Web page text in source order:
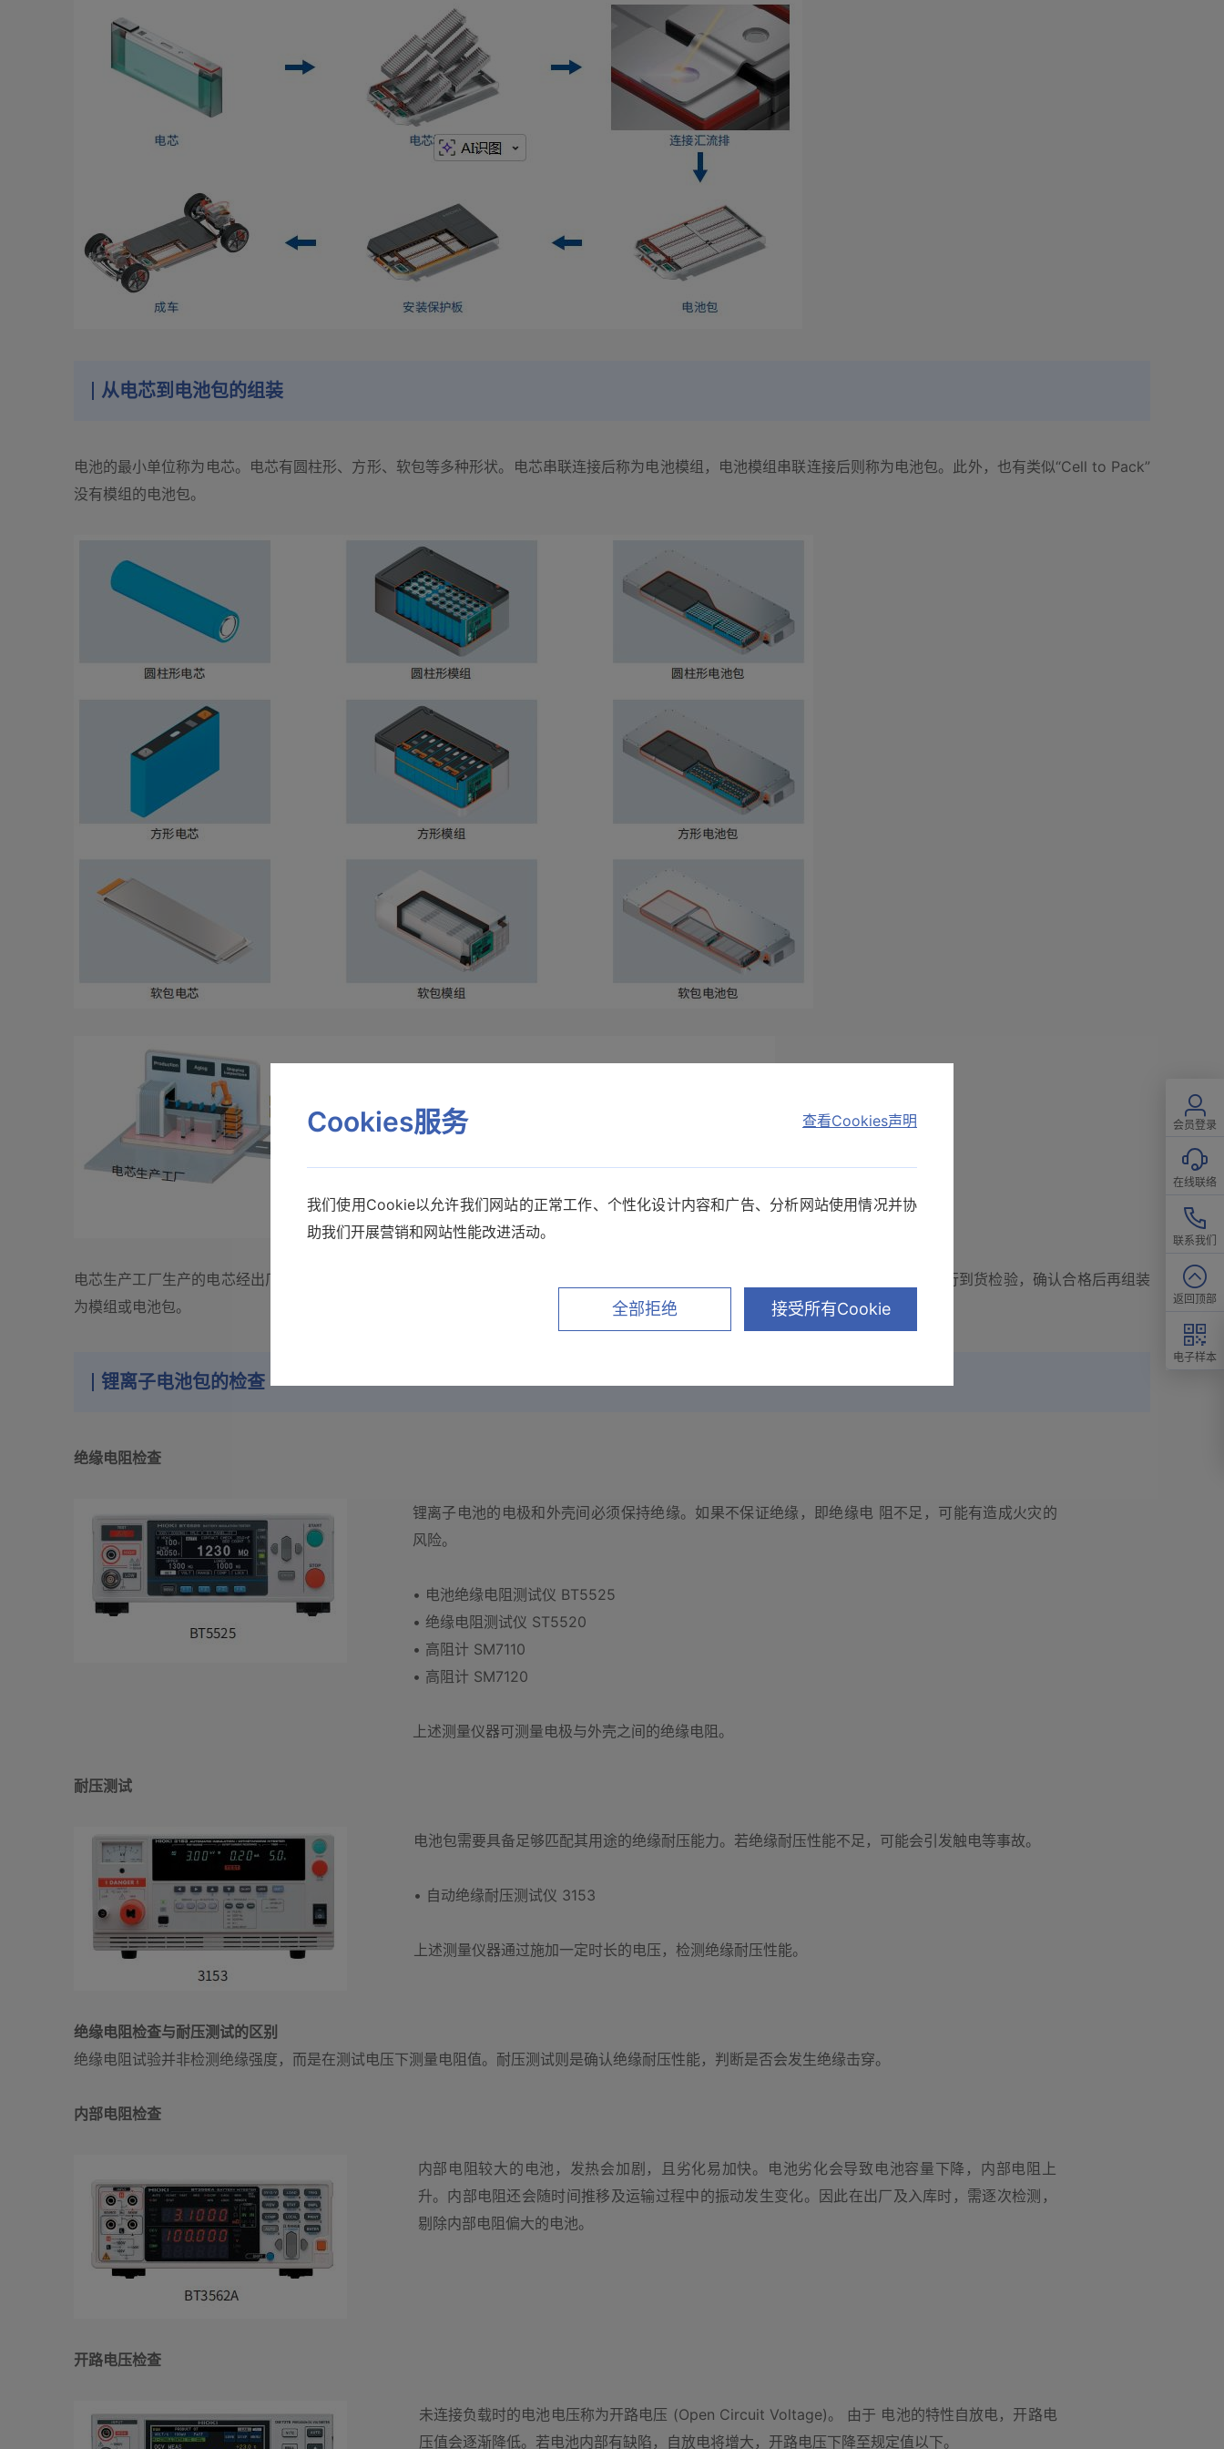
从电芯到电池包的组装
电池的最小单位称为电芯。电芯有圆柱形、方形、软包等多种形状。电芯串联连接后称为电池模组，电池模组串联连接后则称为电池包。此外，也有类似“Cell to Pack”
没有模组的电池包。
电芯生产工厂生产的电芯经出厂检验后输送至模组生产工厂。但由于时间推移、运输过程中的振动等因素会导致不良品产生，因此需进行到货检验，确认合格后再组装
为模组或电池包。
锂离子电池包的检查
绝缘电阻检查
锂离子电池的电极和外壳间必须保持绝缘。如果不保证绝缘，即绝缘电 阻不足，可能有造成火灾的
风险。
• 电池绝缘电阻测试仪 BT5525
• 绝缘电阻测试仪 ST5520
• 高阻计 SM7110
• 高阻计 SM7120
上述测量仪器可测量电极与外壳之间的绝缘电阻。
耐压测试
电池包需要具备足够匹配其用途的绝缘耐压能力。若绝缘耐压性能不足，可能会引发触电等事故。
• 自动绝缘耐压测试仪 3153
上述测量仪器通过施加一定时长的电压，检测绝缘耐压性能。
绝缘电阻检查与耐压测试的区别
绝缘电阻试验并非检测绝缘强度，而是在测试电压下测量电阻值。耐压测试则是确认绝缘耐压性能，判断是否会发生绝缘击穿。
内部电阻检查
内部电阻较大的电池，发热会加剧，且劣化易加快。电池劣化会导致电池容量下降，内部电阻上
升。内部电阻还会随时间推移及运输过程中的振动发生变化。因此在出厂及入库时，需逐次检测，
剔除内部电阻偏大的电池。
开路电压检查
未连接负载时的电池电压称为开路电压 (Open Circuit Voltage)。 由于 电池的特性自放电，开路电
压值会逐渐降低。若电池内部有缺陷，自放电将增大，开路电压下降至规定值以下。
会员登录
在线联络
联系我们
返回顶部
电子样本
Cookies服务 查看Cookies声明
我们使用Cookie以允许我们网站的正常工作、个性化设计内容和广告、分析网站使用情况并协
助我们开展营销和网站性能改进活动。
全部拒绝 接受所有Cookie